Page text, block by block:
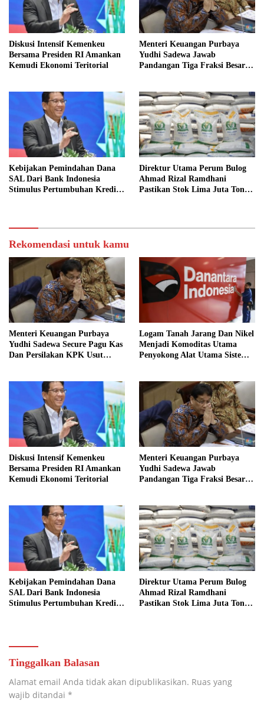
Diskusi Intensif Kemenkeu
Bersama Presiden RI Amankan
Kemudi Ekonomi Teritorial
Menteri Keuangan Purbaya
Yudhi Sadewa Jawab
Pandangan Tiga Fraksi Besar
Kebijakan Pemindahan Dana
SAL Dari Bank Indonesia
Stimulus Pertumbuhan Kredit
Direktur Utama Perum Bulog
Ahmad Rizal Ramdhani
Pastikan Stok Lima Juta Ton
Rekomendasi untuk kamu
Menteri Keuangan Purbaya
Yudhi Sadewa Secure Pagu Kas
Dan Persilakan KPK Usut
Logam Tanah Jarang Dan Nikel
Menjadi Komoditas Utama
Penyokong Alat Utama Sistem
Diskusi Intensif Kemenkeu
Bersama Presiden RI Amankan
Kemudi Ekonomi Teritorial
Menteri Keuangan Purbaya
Yudhi Sadewa Jawab
Pandangan Tiga Fraksi Besar
Kebijakan Pemindahan Dana
SAL Dari Bank Indonesia
Stimulus Pertumbuhan Kredit
Direktur Utama Perum Bulog
Ahmad Rizal Ramdhani
Pastikan Stok Lima Juta Ton
Tinggalkan Balasan
Alamat email Anda tidak akan dipublikasikan. Ruas yang
wajib ditandai *